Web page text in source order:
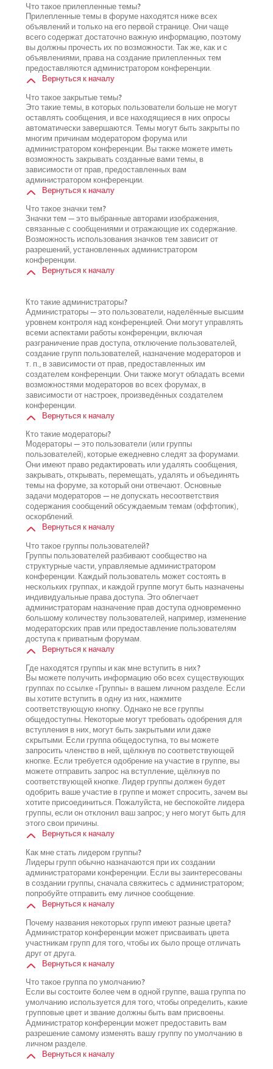
Что такое прилепленные темы?
Прилепленные темы в форуме находятся ниже всех
объявлений и только на его первой странице. Они чаще
всего содержат достаточно важную информацию, поэтому
вы должны прочесть их по возможности. Так же, как и с
объявлениями, права на создание прилепленных тем
предоставляются администратором конференции.
Вернуться к началу
Что такое закрытые темы?
Это такие темы, в которых пользователи больше не могут
оставлять сообщения, и все находящиеся в них опросы
автоматически завершаются. Темы могут быть закрыты по
многим причинам модератором форума или
администратором конференции. Вы также можете иметь
возможность закрывать созданные вами темы, в
зависимости от прав, предоставленных вам
администратором конференции.
Вернуться к началу
Что такое значки тем?
Значки тем — это выбранные авторами изображения,
связанные с сообщениями и отражающие их содержание.
Возможность использования значков тем зависит от
разрешений, установленных администратором
конференции.
Вернуться к началу
Кто такие администраторы?
Администраторы — это пользователи, наделённые высшим
уровнем контроля над конференцией. Они могут управлять
всеми аспектами работы конференции, включая
разграничение прав доступа, отключение пользователей,
создание групп пользователей, назначение модераторов и
т. п., в зависимости от прав, предоставленных им
создателем конференции. Они также могут обладать всеми
возможностями модераторов во всех форумах, в
зависимости от настроек, произведённых создателем
конференции.
Вернуться к началу
Кто такие модераторы?
Модераторы — это пользователи (или группы
пользователей), которые ежедневно следят за форумами.
Они имеют право редактировать или удалять сообщения,
закрывать, открывать, перемещать, удалять и объединять
темы на форуме, за который они отвечают. Основные
задачи модераторов — не допускать несоответствия
содержания сообщений обсуждаемым темам (оффтопик),
оскорблений.
Вернуться к началу
Что такое группы пользователей?
Группы пользователей разбивают сообщество на
структурные части, управляемые администратором
конференции. Каждый пользователь может состоять в
нескольких группах, и каждой группе могут быть назначены
индивидуальные права доступа. Это облегчает
администраторам назначение прав доступа одновременно
большому количеству пользователей, например, изменение
модераторских прав или предоставление пользователям
доступа к приватным форумам.
Вернуться к началу
Где находятся группы и как мне вступить в них?
Вы можете получить информацию обо всех существующих
группах по ссылке «Группы» в вашем личном разделе. Если
вы хотите вступить в одну из них, нажмите
соответствующую кнопку. Однако не все группы
общедоступны. Некоторые могут требовать одобрения для
вступления в них, могут быть закрытыми или даже
скрытыми. Если группа общедоступна, то вы можете
запросить членство в ней, щёлкнув по соответствующей
кнопке. Если требуется одобрение на участие в группе, вы
можете отправить запрос на вступление, щёлкнув по
соответствующей кнопке. Лидер группы должен будет
одобрить ваше участие в группе и может спросить, зачем вы
хотите присоединиться. Пожалуйста, не беспокойте лидера
группы, если он отклонил ваш запрос; у него могут быть для
этого свои причины.
Вернуться к началу
Как мне стать лидером группы?
Лидеры групп обычно назначаются при их создании
администраторами конференции. Если вы заинтересованы
в создании группы, сначала свяжитесь с администратором;
попробуйте отправить ему личное сообщение.
Вернуться к началу
Почему названия некоторых групп имеют разные цвета?
Администратор конференции может присваивать цвета
участникам групп для того, чтобы их было проще отличать
друг от друга.
Вернуться к началу
Что такое группа по умолчанию?
Если вы состоите более чем в одной группе, ваша группа по
умолчанию используется для того, чтобы определить, какие
групповые цвет и звание должны быть вам присвоены.
Администратор конференции может предоставить вам
разрешение самому изменять вашу группу по умолчанию в
личном разделе.
Вернуться к началу